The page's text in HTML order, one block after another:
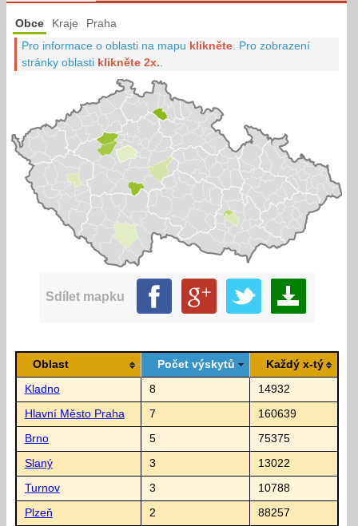
Obce Kraje Praha
Pro informace o oblasti na mapu klikněte Pro zobrazení
stránky oblasti klikněte 2x.
Sdílet mapku
Oblast Počet výskytů Každý x-tý
Kladno 8 14932
Hlavní Město Praha 7 160639
Brno 5 75375
Slaný 3 13022
Turnov 3 10788
Plzeň 2 88257